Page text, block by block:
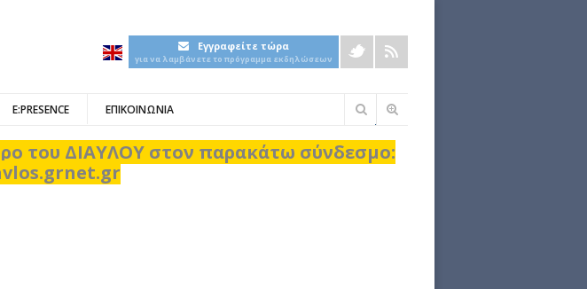
Εγγραφείτε τώρα
για να λαμβάνετε το πρόγραμμα εκδηλώσεων
E:PRESENCE ΕΠΙΚΟΙΝΩΝΙΑ
Φόρμα
αναζήτησης
του ΔΙΑΥΛΟΥ στον παρακάτω σύνδεσμο: